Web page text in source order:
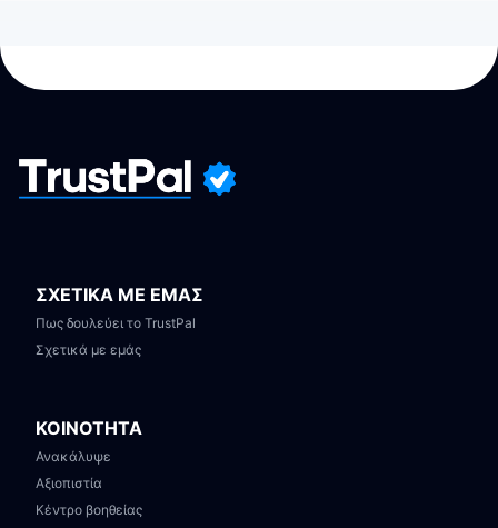
ΣΧΕΤΙΚΑ ΜΕ ΕΜΑΣ
Πως δουλεύει το TrustPal
Σχετικά με εμάς
ΚΟΙΝΟΤΗΤΑ
Ανακάλυψε
Αξιοπιστία
Κέντρο βοηθείας